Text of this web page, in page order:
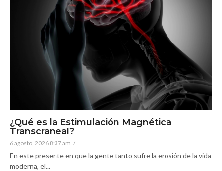
¿Qué es la Estimulación Magnética
Transcraneal?
6 agosto, 2026 8:37 am /
En este presente en que la gente tanto sufre la erosión de la vida
moderna, el...